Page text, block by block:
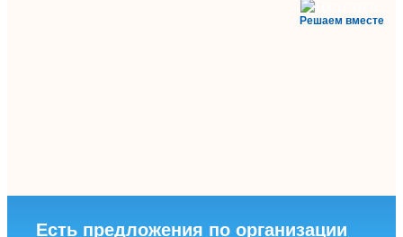
Решаем вместе
Есть предложения по организации